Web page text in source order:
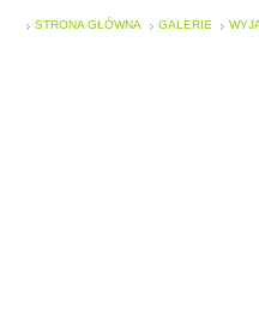
STRONA GŁÓWNA GALERIE